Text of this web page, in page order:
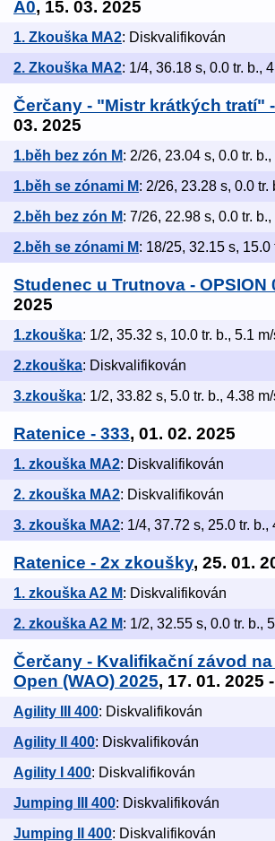
A0, 15. 03. 2025
1. Zkouška MA2: Diskvalifikován
2. Zkouška MA2: 1/4, 36.18 s, 0.0 tr. b.,
Čerčany - "Mistr krátkých tratí"
03. 2025
1.běh bez zón M: 2/26, 23.04 s, 0.0 tr.
1.běh se zónami M: 2/26, 23.28 s, 0.0 tr.
2.běh bez zón M: 7/26, 22.98 s, 0.0 tr.
2.běh se zónami M: 18/25, 32.15 s, 15.0
Studenec u Trutnova - OPSION
2025
1.zkouška: 1/2, 35.32 s, 10.0 tr. b., 5.1
2.zkouška: Diskvalifikován
3.zkouška: 1/2, 33.82 s, 5.0 tr. b., 4.38
Ratenice - 333, 01. 02. 2025
1. zkouška MA2: Diskvalifikován
2. zkouška MA2: Diskvalifikován
3. zkouška MA2: 1/4, 37.72 s, 25.0 tr. b.,
Ratenice - 2x zkoušky, 25. 01.
1. zkouška A2 M: Diskvalifikován
2. zkouška A2 M: 1/2, 32.55 s, 0.0 tr. b.,
Čerčany - Kvalifikační závod
Open (WAO) 2025, 17. 01. 2025
Agility III 400: Diskvalifikován
Agility II 400: Diskvalifikován
Agility I 400: Diskvalifikován
Jumping III 400: Diskvalifikován
Jumping II 400: Diskvalifikován